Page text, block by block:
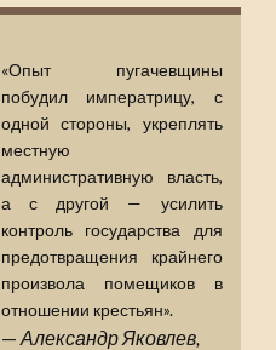
«Опыт пугачевщины
побудил императрицу, с
одной стороны, укреплять
местную
административную власть,
а с другой — усилить
контроль государства для
предотвращения крайнего
произвола помещиков в
отношении крестьян».
— Александр Яковлев,